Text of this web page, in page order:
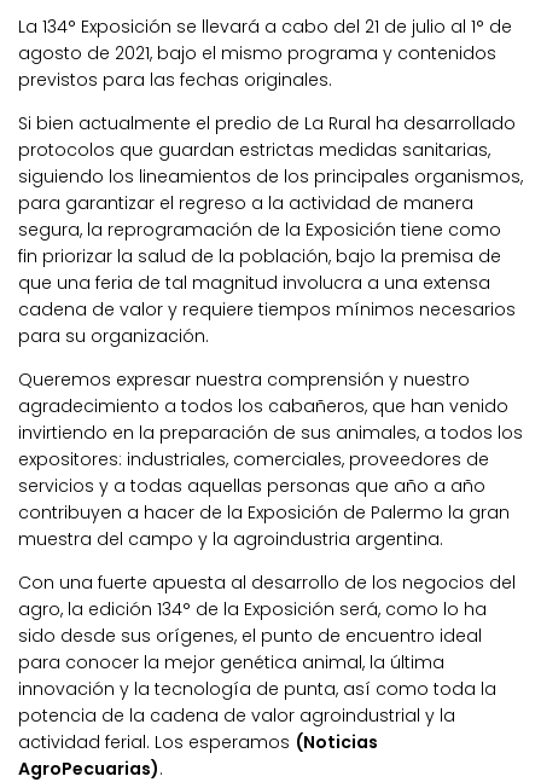
La 134° Exposición se llevará a cabo del 21 de julio al 1° de
agosto de 2021, bajo el mismo programa y contenidos
previstos para las fechas originales.
Si bien actualmente el predio de La Rural ha desarrollado
protocolos que guardan estrictas medidas sanitarias,
siguiendo los lineamientos de los principales organismos,
para garantizar el regreso a la actividad de manera
segura, la reprogramación de la Exposición tiene como
fin priorizar la salud de la población, bajo la premisa de
que una feria de tal magnitud involucra a una extensa
cadena de valor y requiere tiempos mínimos necesarios
para su organización.
Queremos expresar nuestra comprensión y nuestro
agradecimiento a todos los cabañeros, que han venido
invirtiendo en la preparación de sus animales, a todos los
expositores: industriales, comerciales, proveedores de
servicios y a todas aquellas personas que año a año
contribuyen a hacer de la Exposición de Palermo la gran
muestra del campo y la agroindustria argentina.
Con una fuerte apuesta al desarrollo de los negocios del
agro, la edición 134° de la Exposición será, como lo ha
sido desde sus orígenes, el punto de encuentro ideal
para conocer la mejor genética animal, la última
innovación y la tecnología de punta, así como toda la
potencia de la cadena de valor agroindustrial y la
actividad ferial. Los esperamos (Noticias
AgroPecuarias).